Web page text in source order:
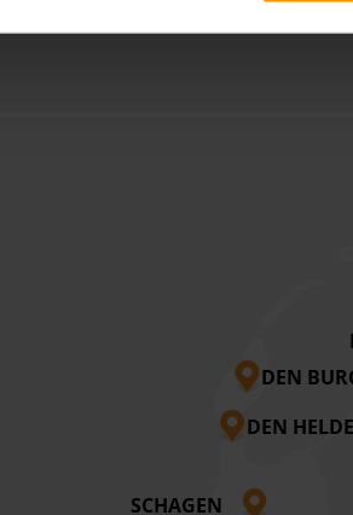
DEN
DEN
SCHAGEN